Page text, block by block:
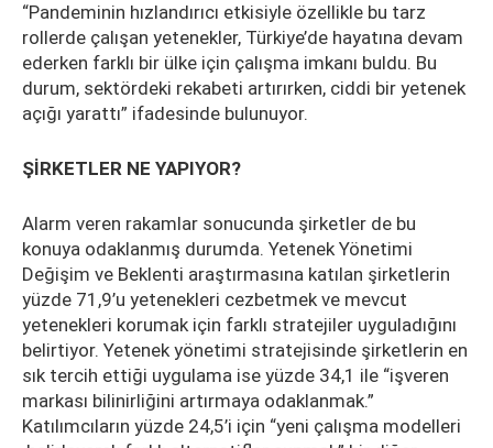
“Pandeminin hızlandırıcı etkisiyle özellikle bu tarz
rollerde çalışan yetenekler, Türkiye’de hayatına devam
ederken farklı bir ülke için çalışma imkanı buldu. Bu
durum, sektördeki rekabeti artırırken, ciddi bir yetenek
açığı yarattı” ifadesinde bulunuyor.
ŞİRKETLER NE YAPIYOR?
Alarm veren rakamlar sonucunda şirketler de bu
konuya odaklanmış durumda. Yetenek Yönetimi
Değişim ve Beklenti araştırmasına katılan şirketlerin
yüzde 71,9’u yetenekleri cezbetmek ve mevcut
yetenekleri korumak için farklı stratejiler uyguladığını
belirtiyor. Yetenek yönetimi stratejisinde şirketlerin en
sık tercih ettiği uygulama ise yüzde 34,1 ile “işveren
markası bilinirliğini artırmaya odaklanmak.”
Katılımcıların yüzde 24,5’i için “yeni çalışma modelleri